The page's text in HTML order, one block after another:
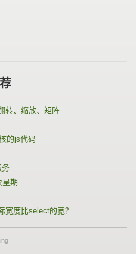
转、缩放、矩阵
的js代码
务
期
宽度比select的宽？